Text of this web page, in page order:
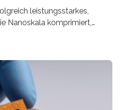
leistungsstarkes,
Nanoskala komprimiert,
ermöglichen, geleitet von
leistungsstarkes,
Nanoskala komprimiert,
Terahertz-Optik und bei
ermöglichen, geleitet von